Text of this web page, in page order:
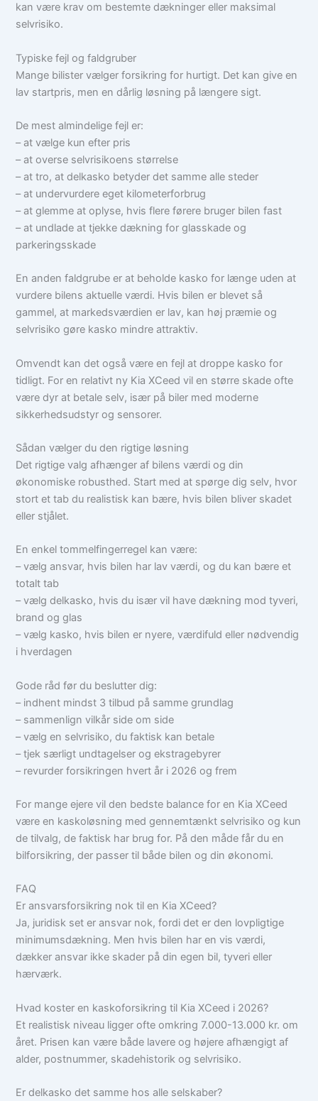
kan være krav om bestemte dækninger eller maksimal
selvrisiko.
Typiske fejl og faldgruber
Mange bilister vælger forsikring for hurtigt. Det kan give en
lav startpris, men en dårlig løsning på længere sigt.
De mest almindelige fejl er:
– at vælge kun efter pris
– at overse selvrisikoens størrelse
– at tro, at delkasko betyder det samme alle steder
– at undervurdere eget kilometerforbrug
– at glemme at oplyse, hvis flere førere bruger bilen fast
– at undlade at tjekke dækning for glasskade og
parkeringsskade
En anden faldgrube er at beholde kasko for længe uden at
vurdere bilens aktuelle værdi. Hvis bilen er blevet så
gammel, at markedsværdien er lav, kan høj præmie og
selvrisiko gøre kasko mindre attraktiv.
Omvendt kan det også være en fejl at droppe kasko for
tidligt. For en relativt ny Kia XCeed vil en større skade ofte
være dyr at betale selv, især på biler med moderne
sikkerhedsudstyr og sensorer.
Sådan vælger du den rigtige løsning
Det rigtige valg afhænger af bilens værdi og din
økonomiske robusthed. Start med at spørge dig selv, hvor
stort et tab du realistisk kan bære, hvis bilen bliver skadet
eller stjålet.
En enkel tommelfingerregel kan være:
– vælg ansvar, hvis bilen har lav værdi, og du kan bære et
totalt tab
– vælg delkasko, hvis du især vil have dækning mod tyveri,
brand og glas
– vælg kasko, hvis bilen er nyere, værdifuld eller nødvendig
i hverdagen
Gode råd før du beslutter dig:
– indhent mindst 3 tilbud på samme grundlag
– sammenlign vilkår side om side
– vælg en selvrisiko, du faktisk kan betale
– tjek særligt undtagelser og ekstragebyrer
– revurder forsikringen hvert år i 2026 og frem
For mange ejere vil den bedste balance for en Kia XCeed
være en kaskoløsning med gennemtænkt selvrisiko og kun
de tilvalg, de faktisk har brug for. På den måde får du en
bilforsikring, der passer til både bilen og din økonomi.
FAQ
Er ansvarsforsikring nok til en Kia XCeed?
Ja, juridisk set er ansvar nok, fordi det er den lovpligtige
minimumsdækning. Men hvis bilen har en vis værdi,
dækker ansvar ikke skader på din egen bil, tyveri eller
hærværk.
Hvad koster en kaskoforsikring til Kia XCeed i 2026?
Et realistisk niveau ligger ofte omkring 7.000-13.000 kr. om
året. Prisen kan være både lavere og højere afhængigt af
alder, postnummer, skadehistorik og selvrisiko.
Er delkasko det samme hos alle selskaber?